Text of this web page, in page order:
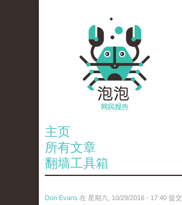
主页
所有文章
翻墙工具箱
Don Evans 在 星期六, 10/29/2016 - 17:40 提交